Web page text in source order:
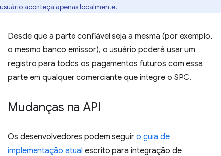
usuário aconteça apenas localmente.
Desde que a parte confiável seja a mesma (por exemplo,
o mesmo banco emissor), o usuário poderá usar um
registro para todos os pagamentos futuros com essa
parte em qualquer comerciante que integre o SPC.
Mudanças na API
Os desenvolvedores podem seguir o guia de
implementação atual escrito para integração de